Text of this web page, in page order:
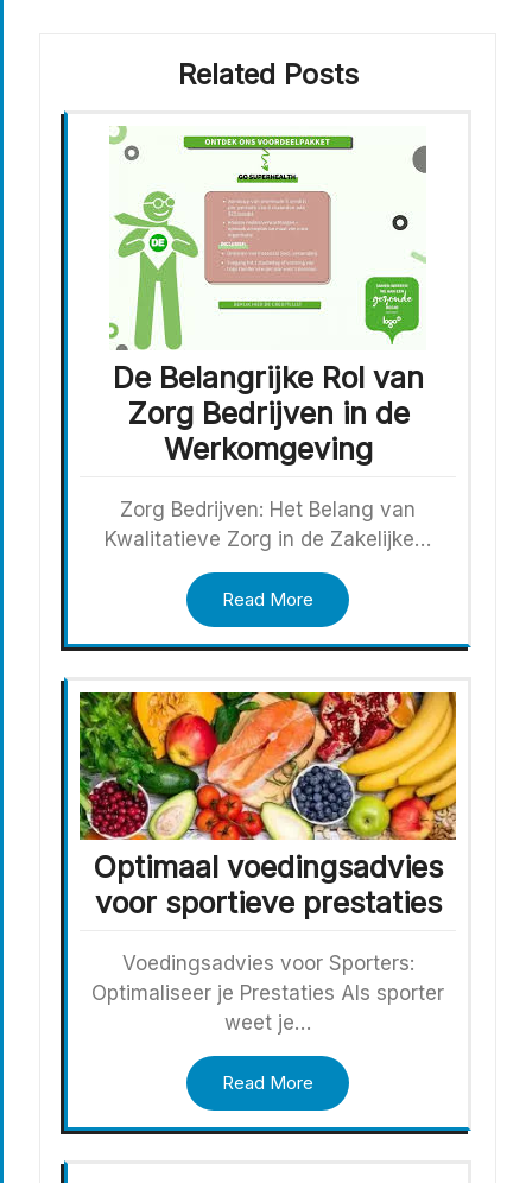
Related Posts
De Belangrijke Rol van
Zorg Bedrijven in de
Werkomgeving
Zorg Bedrijven: Het Belang van
Kwalitatieve Zorg in de Zakelijke…
Read More
Optimaal voedingsadvies
voor sportieve prestaties
Voedingsadvies voor Sporters:
Optimaliseer je Prestaties Als sporter
weet je…
Read More